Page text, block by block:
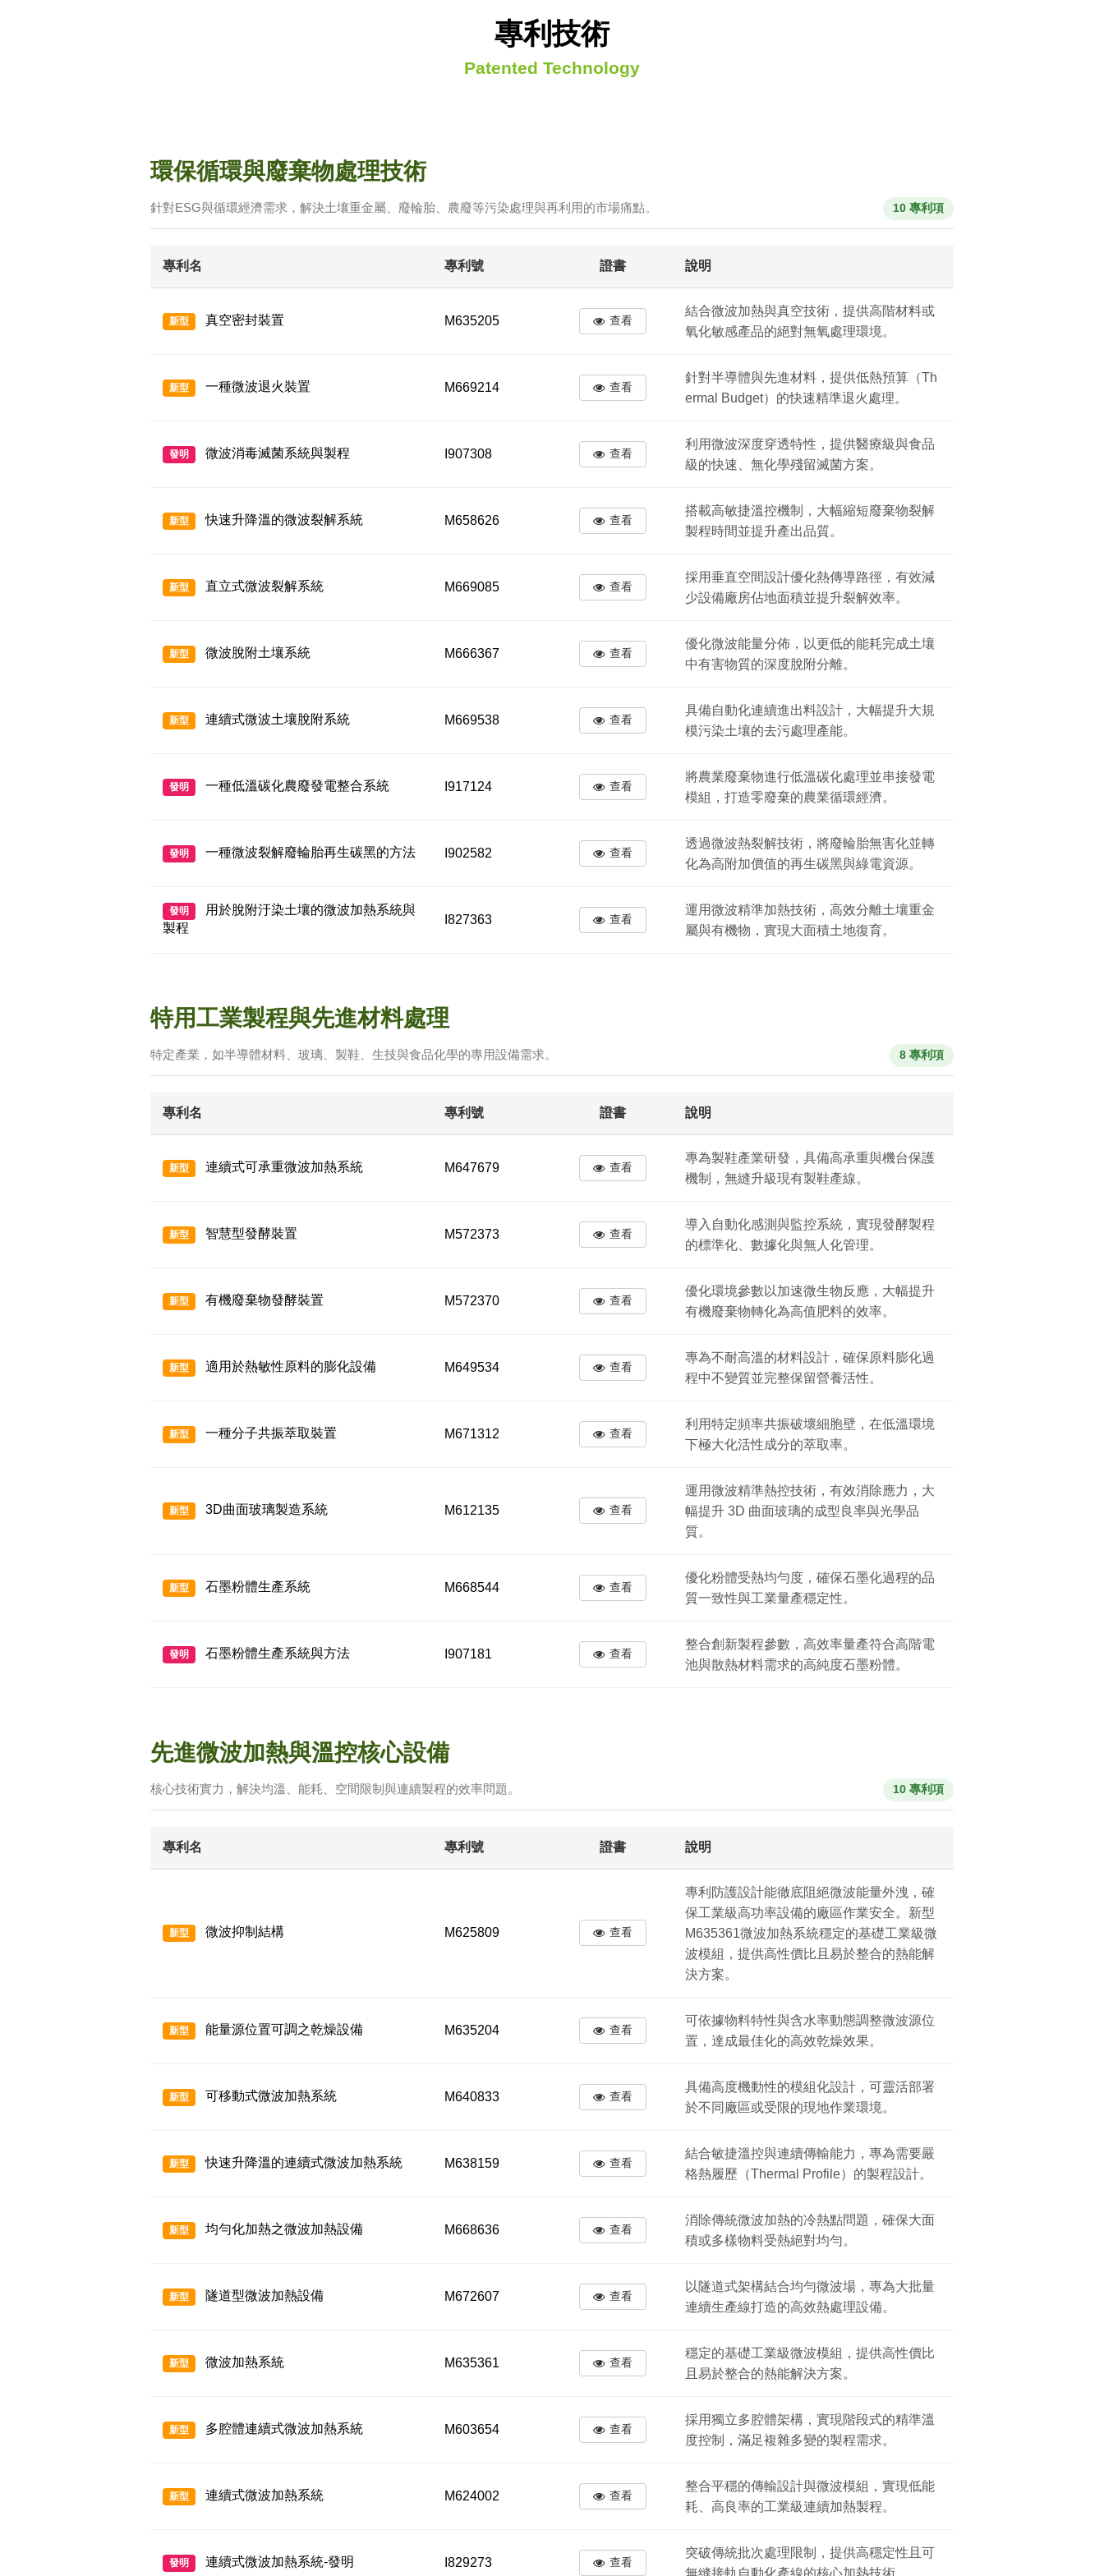
專利技術
Patented Technology
環保循環與廢棄物處理技術
針對ESG與循環經濟需求，解決土壤重金屬、廢輪胎、農廢等污染處理與再利用的市場痛點。 10 專利項
專利名 專利號 證書 說明
新型 真空密封裝置 M635205 查看
結合微波加熱與真空技術，提供高階材料或
氧化敏感產品的絕對無氧處理環境。
新型 一種微波退火裝置 M669214 查看
針對半導體與先進材料，提供低熱預算（Th
ermal Budget）的快速精準退火處理。
發明 微波消毒滅菌系統與製程 I907308 查看
利用微波深度穿透特性，提供醫療級與食品
級的快速、無化學殘留滅菌方案。
新型 快速升降溫的微波裂解系統 M658626 查看
搭載高敏捷溫控機制，大幅縮短廢棄物裂解
製程時間並提升產出品質。
新型 直立式微波裂解系統 M669085 查看
採用垂直空間設計優化熱傳導路徑，有效減
少設備廠房佔地面積並提升裂解效率。
新型 微波脫附土壤系統 M666367 查看
優化微波能量分佈，以更低的能耗完成土壤
中有害物質的深度脫附分離。
新型 連續式微波土壤脫附系統 M669538 查看
具備自動化連續進出料設計，大幅提升大規
模污染土壤的去污處理產能。
發明 一種低溫碳化農廢發電整合系統 I917124 查看
將農業廢棄物進行低溫碳化處理並串接發電
模組，打造零廢棄的農業循環經濟。
發明 一種微波裂解廢輪胎再生碳黑的方法 I902582 查看
透過微波熱裂解技術，將廢輪胎無害化並轉
化為高附加價值的再生碳黑與綠電資源。
發明
用於脫附汙染土壤的微波加熱系統與
製程
I827363 查看
運用微波精準加熱技術，高效分離土壤重金
屬與有機物，實現大面積土地復育。
特用工業製程與先進材料處理
特定產業，如半導體材料、玻璃、製鞋、生技與食品化學的專用設備需求。 8 專利項
專利名 專利號 證書 說明
新型 連續式可承重微波加熱系統 M647679 查看
專為製鞋產業研發，具備高承重與機台保護
機制，無縫升級現有製鞋產線。
新型 智慧型發酵裝置 M572373 查看
導入自動化感測與監控系統，實現發酵製程
的標準化、數據化與無人化管理。
新型 有機廢棄物發酵裝置 M572370 查看
優化環境參數以加速微生物反應，大幅提升
有機廢棄物轉化為高值肥料的效率。
新型 適用於熱敏性原料的膨化設備 M649534 查看
專為不耐高溫的材料設計，確保原料膨化過
程中不變質並完整保留營養活性。
新型 一種分子共振萃取裝置 M671312 查看
利用特定頻率共振破壞細胞壁，在低溫環境
下極大化活性成分的萃取率。
新型 3D曲面玻璃製造系統 M612135 查看
運用微波精準熱控技術，有效消除應力，大
幅提升 3D 曲面玻璃的成型良率與光學品
質。
新型 石墨粉體生產系統 M668544 查看
優化粉體受熱均勻度，確保石墨化過程的品
質一致性與工業量產穩定性。
發明 石墨粉體生產系統與方法 I907181 查看
整合創新製程參數，高效率量產符合高階電
池與散熱材料需求的高純度石墨粉體。
先進微波加熱與溫控核心設備
核心技術實力，解決均溫、能耗、空間限制與連續製程的效率問題。 10 專利項
專利名 專利號 證書 說明
新型 微波抑制結構 M625809 查看
專利防護設計能徹底阻絕微波能量外洩，確
保工業級高功率設備的廠區作業安全。新型
M635361微波加熱系統穩定的基礎工業級微
波模組，提供高性價比且易於整合的熱能解
決方案。
新型 能量源位置可調之乾燥設備 M635204 查看
可依據物料特性與含水率動態調整微波源位
置，達成最佳化的高效乾燥效果。
新型 可移動式微波加熱系統 M640833 查看
具備高度機動性的模組化設計，可靈活部署
於不同廠區或受限的現地作業環境。
新型 快速升降溫的連續式微波加熱系統 M638159 查看
結合敏捷溫控與連續傳輸能力，專為需要嚴
格熱履歷（Thermal Profile）的製程設計。
新型 均勻化加熱之微波加熱設備 M668636 查看
消除傳統微波加熱的冷熱點問題，確保大面
積或多樣物料受熱絕對均勻。
新型 隧道型微波加熱設備 M672607 查看
以隧道式架構結合均勻微波場，專為大批量
連續生產線打造的高效熱處理設備。
新型 微波加熱系統 M635361 查看
穩定的基礎工業級微波模組，提供高性價比
且易於整合的熱能解決方案。
新型 多腔體連續式微波加熱系統 M603654 查看
採用獨立多腔體架構，實現階段式的精準溫
度控制，滿足複雜多變的製程需求。
新型 連續式微波加熱系統 M624002 查看
整合平穩的傳輸設計與微波模組，實現低能
耗、高良率的工業級連續加熱製程。
發明 連續式微波加熱系統-發明 I829273 查看
突破傳統批次處理限制，提供高穩定性且可